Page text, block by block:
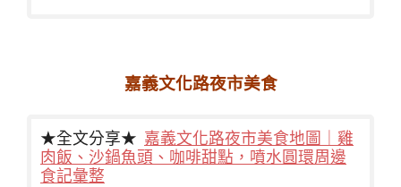
嘉義文化路夜市美食
★全文分享★ 嘉義文化路夜市美食地圖｜雞
肉飯、沙鍋魚頭、咖啡甜點，噴水圓環周邊
食記彙整